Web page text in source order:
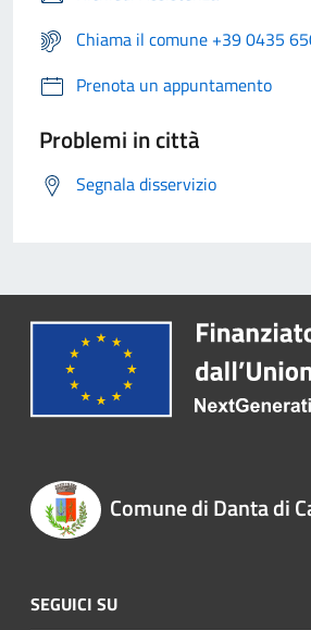
Chiama il comune +39 0435
Prenota un appuntamento
Problemi in città
Segnala disservizio
Comune di Danta di
SEGUICI SU